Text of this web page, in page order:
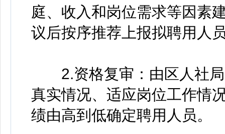
庭、收入和岗位需求等因素
议后按序推荐上报拟聘用人
2.资格复审：由区人社局
真实情况、适应岗位工作情
绩由高到低确定聘用人员。